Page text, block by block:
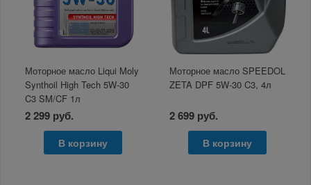
Моторное масло Liqui Moly
Synthoil High Tech 5W-30
C3 SM/CF 1л
2 299 руб.
В корзину
Моторное масло SPEEDOL
ZETA DPF 5W-30 C3, 4л
2 699 руб.
В корзину